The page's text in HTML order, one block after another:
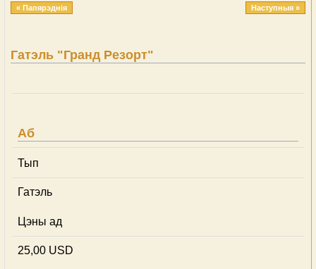
« Папярэднія Наступныя »
Гатэль "Гранд Резорт"
Аб
Тып
Гатэль
Цэны ад
25,00 USD